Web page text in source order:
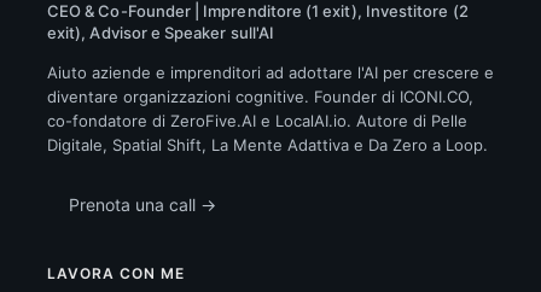
CEO & Co-Founder | Imprenditore (1 exit), Investitore (2
exit), Advisor e Speaker sull'AI
Aiuto aziende e imprenditori ad adottare l'AI per crescere e
diventare organizzazioni cognitive. Founder di ICONI.CO,
co-fondatore di ZeroFive.AI e LocalAI.io. Autore di Pelle
Digitale, Spatial Shift, La Mente Adattiva e Da Zero a Loop.
Prenota una call →
LAVORA CON ME